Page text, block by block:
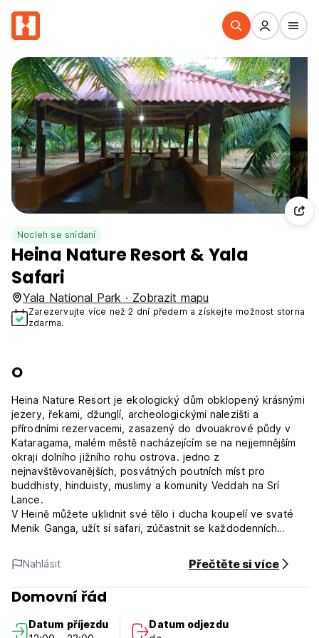
Nocleh se snídaní
Heina Nature Resort & Yala
Safari
Yala National Park · Zobrazit mapu
Zarezervujte více než 2 dní předem a získejte možnost storna
zdarma.
O
Heina Nature Resort je ekologický dům obklopený krásnými
jezery, řekami, džunglí, archeologickými nalezišti a
přírodními rezervacemi, zasazený do dvouakrové půdy v
Kataragama, malém městě nacházejícím se na nejjemnějším
okraji dolního jižního rohu ostrova. jedno z
nejnavštěvovanějších, posvátných poutních míst pro
buddhisty, hinduisty, muslimy a komunity Veddah na Srí
Lance.
V Heině můžete uklidnit své tělo i ducha koupelí ve svaté
Menik Ganga, užít si safari, zúčastnit se každodenních
svatých míst na světě a navštívit mnoho archeologických
nalezišť.
Naše prostory jsou plné stromů a vegetace u jezera
Goyagala a naše chaty jsou navrženy s veškerým moderním
rekreantům skutečný pocit, že jsou ve vesnici (Stará
Nahlásit Přečtěte si více
Domovní řád
Datum příjezdu
Datum odjezdu